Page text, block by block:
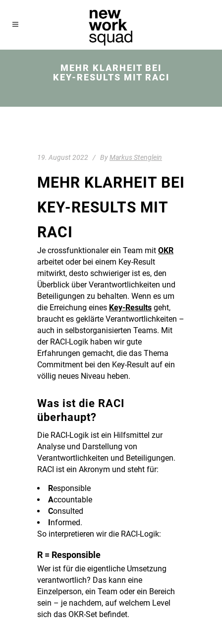
MEHR KLARHEIT BEI
KEY-RESULTS MIT RACI
19. August 2022 ByMarkus Stenglein
MEHR KLARHEIT BEI
KEY-RESULTS MIT
RACI
Je crossfunktionaler ein Team mit OKR
arbeitet oder bei einem Key-Result
mitwirkt, desto schwieriger ist es, den
Überblick über Verantwortlichkeiten und
Beteiligungen zu behalten. Wenn es um
die Erreichung eines Key-Results geht,
braucht es geklärte Verantwortlichkeiten –
auch in selbstorganisierten Teams. Mit
der RACI-Logik haben wir gute
Erfahrungen gemacht, die das Thema
Commitment bei den Key-Result auf ein
völlig neues Niveau heben.
Was ist die RACI
überhaupt?
Die RACI-Logik ist ein Hilfsmittel zur
Analyse und Darstellung von
Verantwortlichkeiten und Beteiligungen.
RACI ist ein Akronym und steht für:
Responsible
Accountable
Consulted
Informed.
So interpretieren wir die RACI-Logik:
R = Responsible
Wer ist für die eigentliche Umsetzung
verantwortlich? Das kann eine
Einzelperson, ein Team oder ein Bereich
sein – je nachdem, auf welchem Level
sich das OKR-Set befindet.